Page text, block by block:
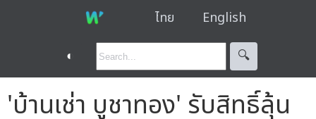
ไทย English
◐ 🔍︎
'บ้านเช่า บูชาทอง' รับสิทธิ์ลุ้น